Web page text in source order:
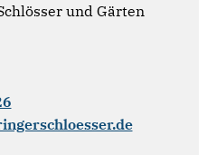
und Gärten